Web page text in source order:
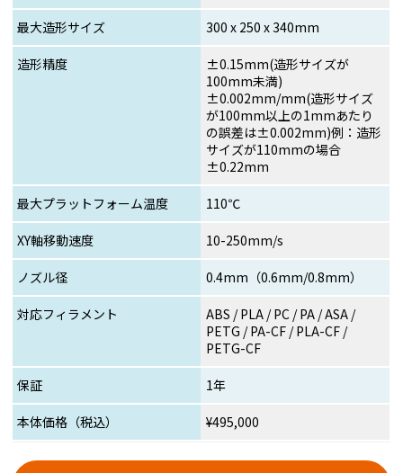
最大造形サイズ 300 x 250 x 340mm
造形精度
±0.15mm(造形サイズが
100mm未満)
±0.002mm/mm(造形サイズ
が100mm以上の1mmあたり
の誤差は±0.002mm)例：造形
サイズが110mmの場合
±0.22mm
最大プラットフォーム温度 110℃
XY軸移動速度 10-250mm/s
ノズル径 0.4mm（0.6mm/0.8mm）
対応フィラメント
ABS / PLA / PC / PA / ASA /
PETG / PA-CF / PLA-CF /
PETG-CF
保証 1年
本体価格（税込） ¥495,000